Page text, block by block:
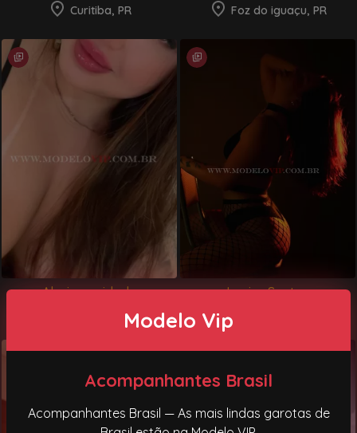
Curitiba, PR Foz do iguaçu, PR
Alexia novidade
Ponta grossa, PR
Louise Santos
Modelo Vip
Acompanhantes Brasil
Acompanhantes Brasil — As mais lindas garotas de